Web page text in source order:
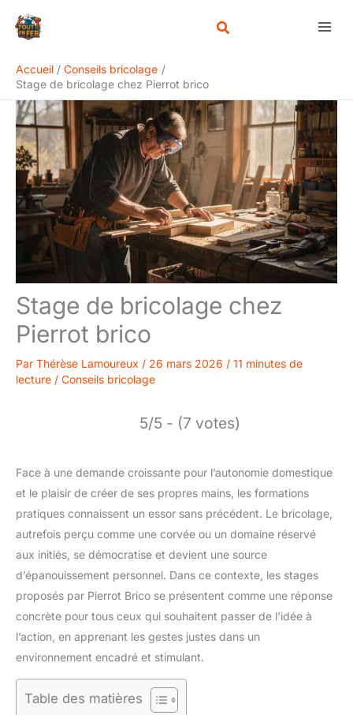
Accueil
Conseils bricolage
Stage de bricolage chez Pierrot brico
Stage de bricolage chez
Pierrot brico
Par Thérèse Lamoureux / 26 mars 2026 / 11 minutes de
lecture / Conseils bricolage
5/5 - (7 votes)
Face à une demande croissante pour l’autonomie domestique
et le plaisir de créer de ses propres mains, les formations
pratiques connaissent un essor sans précédent. Le bricolage,
autrefois perçu comme une corvée ou un domaine réservé
aux initiés, se démocratise et devient une source
d’épanouissement personnel. Dans ce contexte, les stages
proposés par Pierrot Brico se présentent comme une réponse
concrète pour tous ceux qui souhaitent passer de l’idée à
l’action, en apprenant les gestes justes dans un
environnement encadré et stimulant.
Table des matières